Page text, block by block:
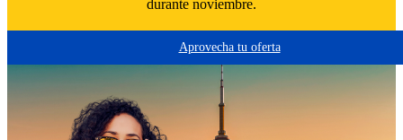
durante noviembre.
Aprovecha tu oferta